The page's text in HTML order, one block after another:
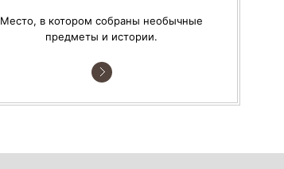
Место, в котором собраны необычные
предметы и истории.